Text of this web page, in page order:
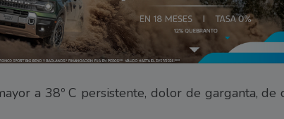
a 38º C persistente, dolor de garganta, de